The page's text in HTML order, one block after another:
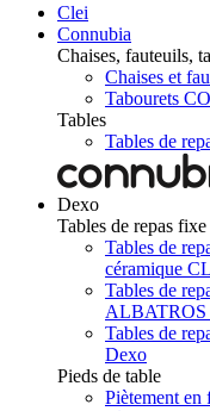
Clei
Connubia
Chaises, fauteuils,
Chaises et
Tabourets
Tables
Tables de
Dexo
Tables de repas fixe
Tables de
céramique
Tables de
ALBATROS
Tables de
Dexo
Pieds de table
Piètement en